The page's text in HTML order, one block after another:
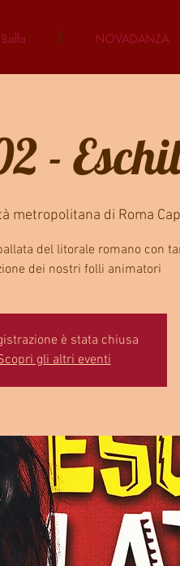
NOVADANZA
-
metropolitana di Roma
del litorale romano con
dei nostri folli animatori
è stata chiusa
gli altri eventi